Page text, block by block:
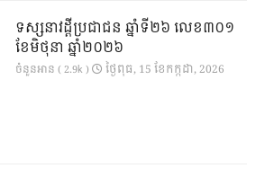
ទស្សនាវដ្ដីប្រជាជន ឆ្នាំទី២៦ លេខ៣០១
ខែមិថុនា ឆ្នាំ២០២៦
ចំនួនអាន ( 2.9k ) ថ្ងៃ​ពុធ, 15 ខែ​កក្កដា, 2026